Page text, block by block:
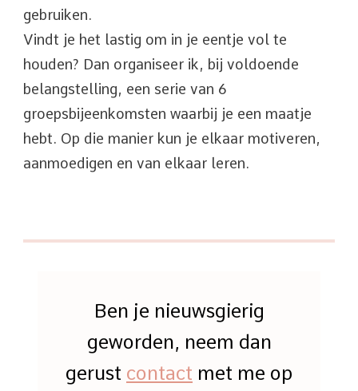
gebruiken.
Vindt je het lastig om in je eentje vol te
houden? Dan organiseer ik, bij voldoende
belangstelling, een serie van 6
groepsbijeenkomsten waarbij je een maatje
hebt. Op die manier kun je elkaar motiveren,
aanmoedigen en van elkaar leren.
Ben je nieuwsgierig
geworden, neem dan
gerust contact met me op